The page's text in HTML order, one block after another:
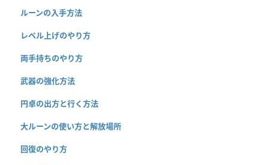
ルーンの入手方法
レベル上げのやり方
両手持ちのやり方
武器の強化方法
円卓の出方と行く方法
大ルーンの使い方と解放場所
回復のやり方